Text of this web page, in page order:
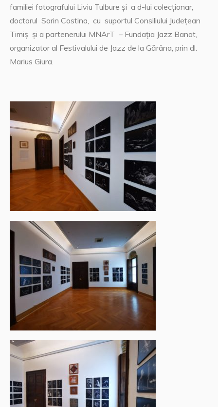
familiei fotografului Liviu Tulbure și a d-lui colecționar,
doctorul Sorin Costina, cu suportul Consiliului Județean
Timiș și a partenerului MNArT – Fundația Jazz Banat,
organizator al Festivalului de Jazz de la Gărâna, prin dl.
Marius Giura.